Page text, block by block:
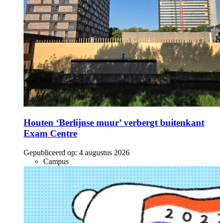
Houten ‘Berlijnse muur’ verbergt buitenkant
Exam Centre
Gepubliceerd op: 4 augustus 2026
Campus